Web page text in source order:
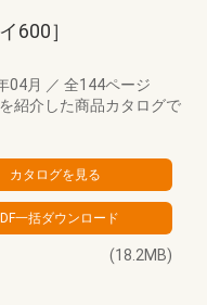
600］
04月 ／ 全144ページ
紹介した商品カタログで
(18.2MB)